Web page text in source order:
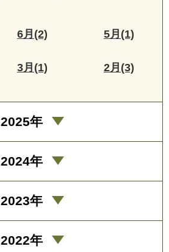
6月(2) 5月(1)
3月(1) 2月(3)
2025年
2024年
2023年
2022年